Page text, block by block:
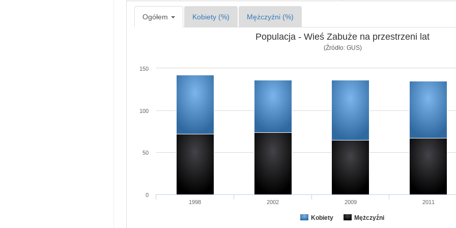
Ogółem Kobiety (%) Mężczyźni (%)
Populacja - Wieś Zabuże na przestrzeni lat
(Źródło: GUS)
Kobiety Mężczyźni
1998 2002 2009 2011
0
50
100
150